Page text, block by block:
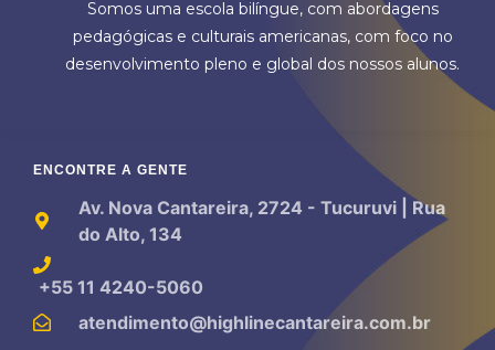
Somos uma escola bilíngue, com abordagens
pedagógicas e culturais americanas, com foco no
desenvolvimento pleno e global dos nossos alunos.
ENCONTRE A GENTE
Av. Nova Cantareira, 2724 - Tucuruvi | Rua
do Alto, 134
+55 11 4240-5060
atendimento@highlinecantareira.com.br